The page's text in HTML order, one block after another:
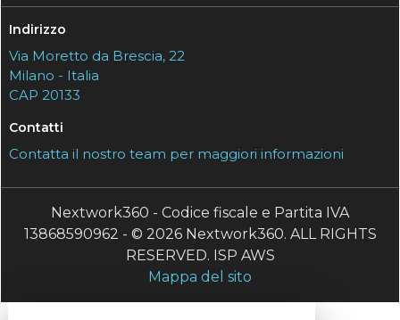
Indirizzo
Via Moretto da Brescia, 22
Milano - Italia
CAP 20133
Contatti
Contatta il nostro team per maggiori informazioni
Nextwork360 - Codice fiscale e Partita IVA
13868590962 - © 2026 Nextwork360. ALL RIGHTS
RESERVED. ISP AWS
Mappa del sito